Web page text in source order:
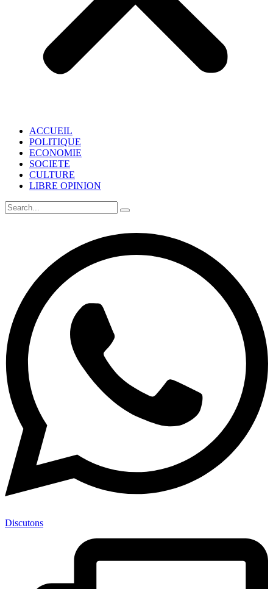
ACCUEIL
POLITIQUE
ECONOMIE
SOCIETE
CULTURE
LIBRE OPINION
Discutons